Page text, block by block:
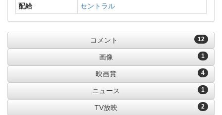
配給 セントラル
12
コメント
1
画像
4
映画賞
1
ニュース
2
TV放映